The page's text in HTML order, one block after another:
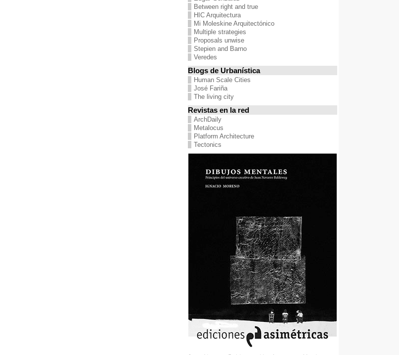
Between right and true
HIC Arquitectura
Mi Moleskine Arquitectónico
Multiple strategies
Proposals unwise
Stepien and Barno
Veredes
Blogs de Urbanística
Human Scale Cities
José Fariña
The living city
Revistas en la red
ArchDaily
Metalocus
Platform Architecture
Tectonics